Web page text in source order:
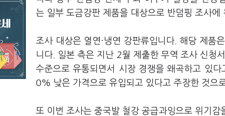
는 일부 도금강판 제품을 대상으로 반덤핑 조사에
조사 대상은 열연·냉연 강판류입니다. 해당 제품
니다. 일본 측은 지난 2월 제출한 무역 조사 신청
수준으로 유통되면서 시장 경쟁을 왜곡하고 있
0% 낮은 가격으로 유입되고 있다고 주장한 것으
또 이번 조사는 중국발 철강 공급과잉으로 위기